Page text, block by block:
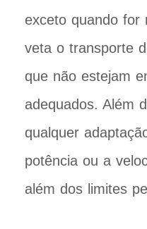
exceto quando for
veta o transporte
que não estejam
adequados. Além
qualquer
potência ou a
além dos limites